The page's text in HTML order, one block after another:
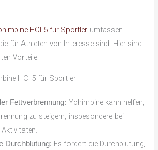
HCl 5 für Sportler umfassen
für Athleten von Interesse sind. Hier sind
Vorteile:
HCl 5 für Sportler
Fettverbrennung: Yohimbine kann helfen,
zu steigern, insbesondere bei
Durchblutung: Es fördert die Durchblutung,